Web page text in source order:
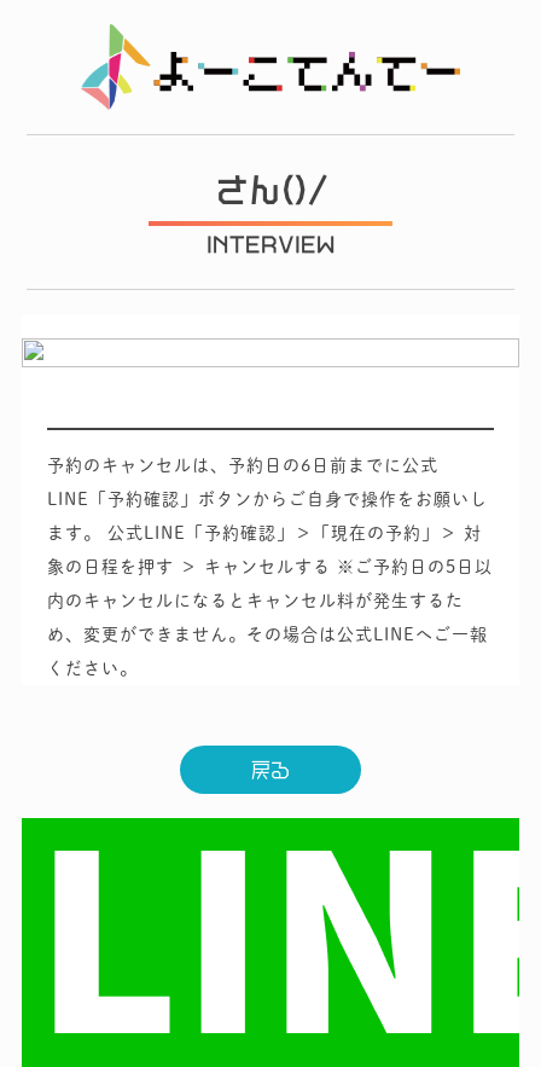
さん()/
INTERVIEW
予約のキャンセルは、予約日の6日前までに公式
LINE「予約確認」ボタンからご自身で操作をお願いし
ます。
公式LINE「予約確認」＞「現在の予約」＞ 対
象の日程を押す ＞ キャンセルする
※ご予約日の5日以
内のキャンセルになるとキャンセル料が発生するた
め、変更ができません。その場合は公式LINEへご一報
ください。
戻る